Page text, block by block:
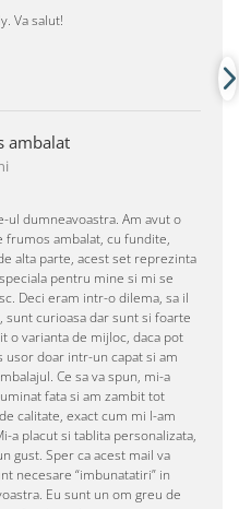
Va salut!
ambalat
dumneavoastra. Am avut o
frumos ambalat, cu fundite,
alta parte, acest set reprezinta
pentru mine si mi se
Deci eram intr-o dilema, sa il
sunt curioasa dar sunt si foarte
o varianta de mijloc, daca pot
usor doar intr-un capat si am
Ce sa va spun, mi-a
fata si am zambit tot
calitate, exact cum mi l-am
a placut si tablita personalizata,
gust. Sper ca acest mail va
necesare “imbunatatiri” in
Eu sunt un om greu de